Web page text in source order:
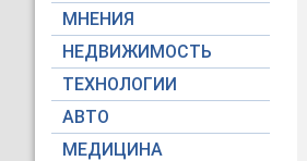
МНЕНИЯ
НЕДВИЖИМОСТЬ
ТЕХНОЛОГИИ
АВТО
МЕДИЦИНА